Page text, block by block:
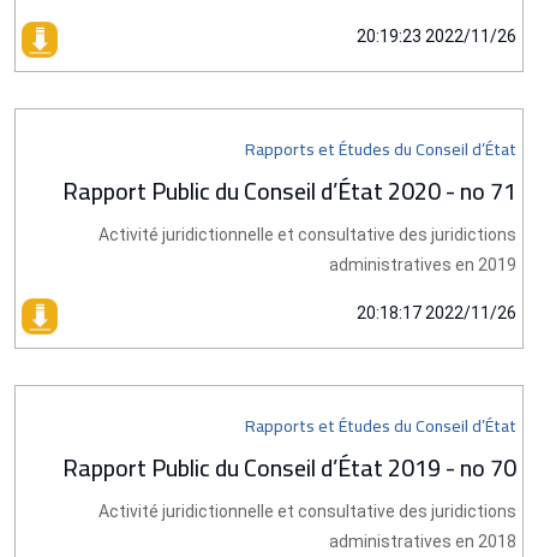
2022/11/26 20:19:23
Rapports et Études du Conseil d’État
Rapport Public du Conseil d’État 2020 - no 71
Activité juridictionnelle et consultative des juridictions
administratives en 2019
2022/11/26 20:18:17
Rapports et Études du Conseil d’État
Rapport Public du Conseil d’État 2019 - no 70
Activité juridictionnelle et consultative des juridictions
administratives en 2018